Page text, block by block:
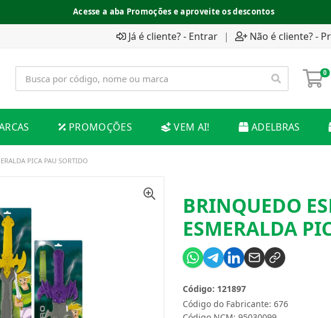
Acesse a aba Promoções e aproveite os descontos
Já é cliente? - Entrar | Não é cliente? -
0
PROMOÇÕES VEM AI! ADELBRAS
PICA PAU SORTIDO
BRINQUEDO
ESMERALDA
Código do Fabricante: 676
Código: 121897